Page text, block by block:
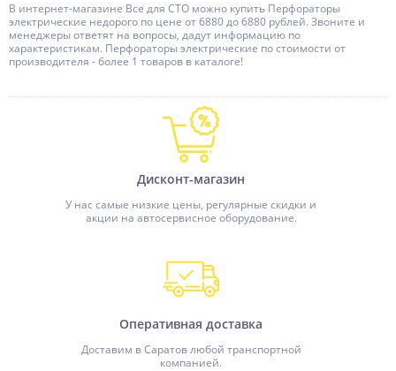
В интернет-магазине Все для СТО можно купить Перфораторы
электрические недорого по цене от 6880 до 6880 рублей. Звоните и
менеджеры ответят на вопросы, дадут информацию по
характеристикам. Перфораторы электрические по стоимости от
производителя - более 1 товаров в каталоге!
Дисконт-магазин
У нас самые низкие цены, регулярные скидки и
акции на автосервисное оборудование.
Оперативная доставка
Доставим в Саратов любой транспортной
компанией.